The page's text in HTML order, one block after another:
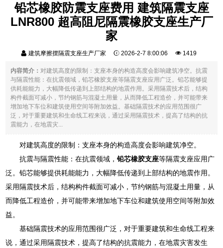
铅芯橡胶防震支座费用 建筑隔震支座
LNR800 超高阻尼隔震橡胶支座生产厂
家
建筑摩擦摆隔震支座生产厂家 2026-2-7 8:00:06 1419
内容简介： 对建筑高度的限制：支座本身的构造高度会影响建筑净空。抗震
与隔震性能：在抗震领域，铅芯橡胶支座等隔震支座应用广泛。铅芯能够提
供耗能能力，大幅降低传递到上部结构的地震作用。采用隔震技术后，结构
构件截面可减小，节约钢筋与混凝土用量，从而降低工程造价，并可能带来
增加地下车位和建筑使用空间等附加效益。基础隔震技术的应用范围很广
泛，对于重要建筑和生命线工程来说，通过采用隔震技术，提高了结构的抗
震能力，在地震灾...
对建筑高度的限制：支座本身的构造高度会影响建筑净空。
抗震与隔震性能：在抗震领域，铅芯橡胶支座等隔震支座应用广
泛。铅芯能够提供耗能能力，大幅降低传递到上部结构的地震作用。
采用隔震技术后，结构构件截面可减小，节约钢筋与混凝土用量，从
而降低工程造价，并可能带来增加地下车位和建筑使用空间等附加效
益。
基础隔震技术的应用范围很广泛，对于重要建筑和生命线工程来
说，通过采用隔震技术，提高了结构的抗震能力，在地震灾害发生